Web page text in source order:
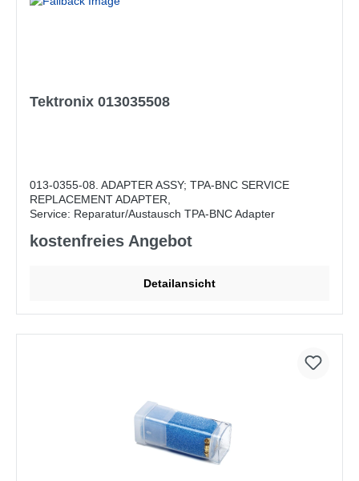
Tektronix 013035508
013-0355-08. ADAPTER ASSY; TPA-BNC SERVICE
REPLACEMENT ADAPTER,
Service: Reparatur/Austausch TPA-BNC Adapter
kostenfreies Angebot
Detailansicht